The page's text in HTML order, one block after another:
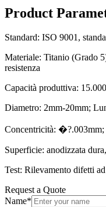
Product
Standard: ISO 9001,
Materiale: Titanio (Grado
resistenza
Capacità produttiva:
Diametro: 2mm-20mm;
Concentricità:
Superficie: anodizzata
Test: Rilevamento difetti
Request a Quote
Name*